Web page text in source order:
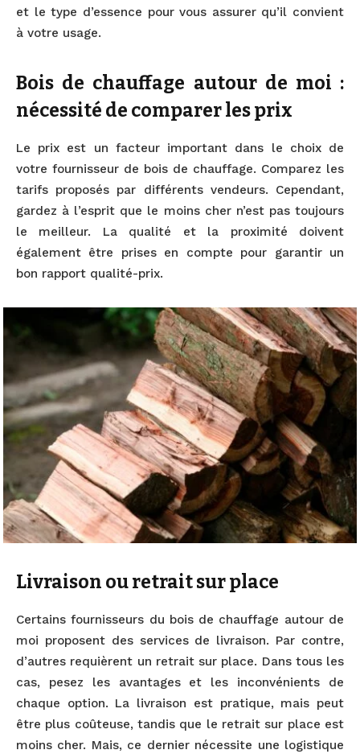
et le type d’essence pour vous assurer qu’il convient
à votre usage.
Bois de chauffage autour de moi :
nécessité de comparer les prix
Le prix est un facteur important dans le choix de
votre fournisseur de bois de chauffage. Comparez les
tarifs proposés par différents vendeurs. Cependant,
gardez à l’esprit que le moins cher n’est pas toujours
le meilleur. La qualité et la proximité doivent
également être prises en compte pour garantir un
bon rapport qualité-prix.
Livraison ou retrait sur place
Certains fournisseurs du bois de chauffage autour de
moi proposent des services de livraison. Par contre,
d’autres requièrent un retrait sur place. Dans tous les
cas, pesez les avantages et les inconvénients de
chaque option. La livraison est pratique, mais peut
être plus coûteuse, tandis que le retrait sur place est
moins cher. Mais, ce dernier nécessite une logistique